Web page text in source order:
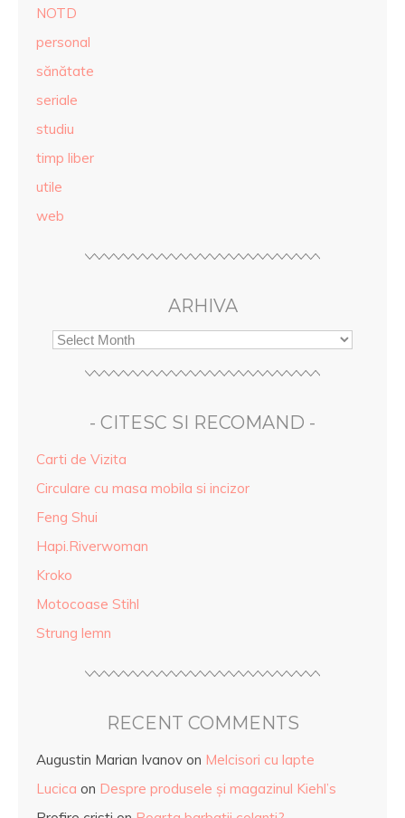
NOTD
personal
sănătate
seriale
studiu
timp liber
utile
web
ARHIVA
- CITESC SI RECOMAND -
Carti de Vizita
Circulare cu masa mobila si incizor
Feng Shui
Hapi.Riverwoman
Kroko
Motocoase Stihl
Strung lemn
RECENT COMMENTS
Augustin Marian Ivanov on Melcisori cu lapte
Lucica on Despre produsele și magazinul Kiehl’s